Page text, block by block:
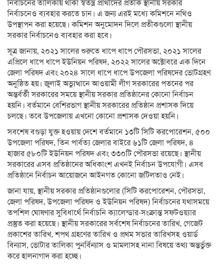
নির্বাচনের তালিকায় থাকা স্বতন্ত্র প্রার্থীদের প্রতীক স্থানীয় সরকার
নির্বাচনেও ব্যবহার করতে চান। এ জন্য এরই মধ্যে কমিশনে নথিও
উপস্থাপন করা হয়েছে। কমিশন অনুমোদন দিলে প্রতীকগুলো স্থানীয়
সরকার নির্বাচনেও ব্যবহার করা হবে।
সূত্র জানায়, ২০২১ সালের শুরুতে ধাপে ধাপে পৌরসভা, ২০২১ সালের
এপ্রিলে ধাপে ধাপে ইউনিয়ন পরিষদ, ২০২২ সালের অক্টোবরে এক দিনে
জেলা পরিষদ এবং ২০২৪ সালে ধাপে ধাপে উপজেলা পরিষদের ভোটগ্রহণ
অনুষ্ঠিত হয়। জুলাই অভ্যুত্থানে আওয়ামী লীগ সরকারের পতনের পর
অন্তর্বর্তী সরকারের সময়ে স্থানীয় সরকার প্রতিষ্ঠানের কোনো নির্বাচন
হয়নি। বর্তমানে বেশিরভাগ স্থানীয় সরকারের প্রতিষ্ঠান প্রশাসক দিয়ে
চলছে। তবে উপজেলায় এখনো কোনো প্রশাসক দেওয়া হয়নি।
সবশেষ বগুড়া যুক্ত হওয়ায় দেশে বর্তমানে ১৩টি সিটি করপোরেশন, ৫০০
উপজেলা পরিষদ, তিন পার্বত্য জেলার বাইরে ৬১টি জেলা পরিষদ, ৪
হাজার ৫৮০টি ইউনিয়ন পরিষদ এবং ৩৩০টি পৌরসভা রয়েছে। স্থানীয়
সরকারের এসব প্রতিষ্ঠানের অধিকাংশ এখনই নির্বাচন উপযোগী। এসব
প্রতিষ্ঠানে নির্বাচন আয়োজনে আইনগত কোনো জটিলতাও নেই।
জানা যায়, স্থানীয় সরকার প্রতিষ্ঠানগুলোর (সিটি করপোরেশন, পৌরসভা,
জেলা পরিষদ, উপজেলা পরিষদ ও ইউনিয়ন পরিষদ) নির্বাচনের যথাসময়ে
তপশিল ঘোষণার সুবিধার্থে নির্বাচনি ক্যালেন্ডার-সংক্রান্ত সফটওয়্যার
প্রস্তুত করা হয়েছে। স্থানীয় সরকারের সর্বশেষ নির্বাচনের তারিখ, গেজেট
প্রকাশের তারিখ, শপথ গ্রহণের তারিখ ও প্রথম সভার তারিখসহ ওয়ার্ড
বিন্যাস, ভোটার তালিকা পুনর্বিন্যাস ও মামলাসহ নানা বিষয়ে তথ্য অন্তর্ভুক্ত
করে হালনাগাদ করা হচ্ছে।